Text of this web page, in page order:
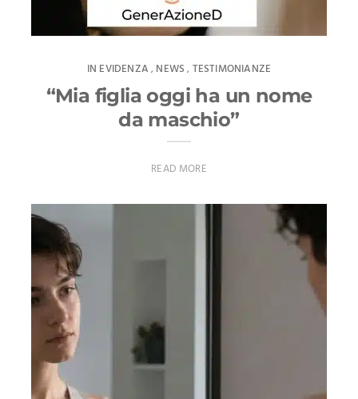
IN EVIDENZA , NEWS , TESTIMONIANZE
“Mia figlia oggi ha un nome
da maschio”
READ MORE